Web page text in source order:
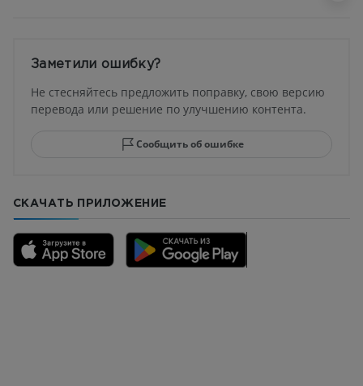
Заметили ошибку?
Не стесняйтесь предложить поправку, свою версию
перевода или решение по улучшению контента.
Сообщить об ошибке
СКАЧАТЬ ПРИЛОЖЕНИЕ